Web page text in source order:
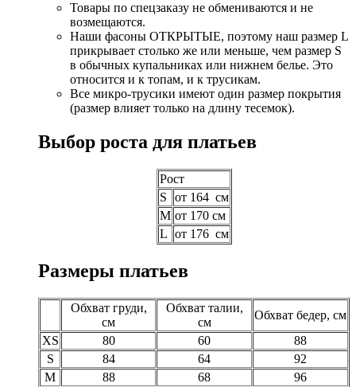
Товары по спецзаказу не обмениваются и не
возмещаются.
Наши фасоны ОТКРЫТЫЕ, поэтому наш размер L
прикрывает столько же или меньше, чем размер S
в обычных купальниках или нижнем белье. Это
относится и к топам, и к трусикам.
Все микро-трусики имеют один размер покрытия
(размер влияет только на длину тесемок).
Выбор роста для платьев
Рост
S
от 164 см
M от 170 см
L от 176 см
Размеры платьев
Обхват груди,
см
Обхват талии,
см
Обхват бедер, см
XS
80 60
88
S
84 64
92
M
88 68
96